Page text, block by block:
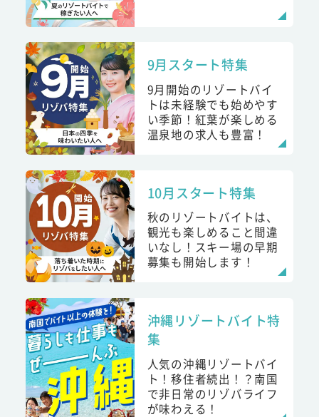
9月スタート特集
9月開始のリゾートバイ
トは未経験でも始めやす
い季節！紅葉が楽しめる
温泉地の求人も豊富！
10月スタート特集
秋のリゾートバイトは、
観光も楽しめること間違
いなし！スキー場の早期
募集も開始します！
沖縄リゾートバイト特
集
人気の沖縄リゾートバイ
ト！移住者続出！？南国
で非日常のリゾバライフ
が味わえる！